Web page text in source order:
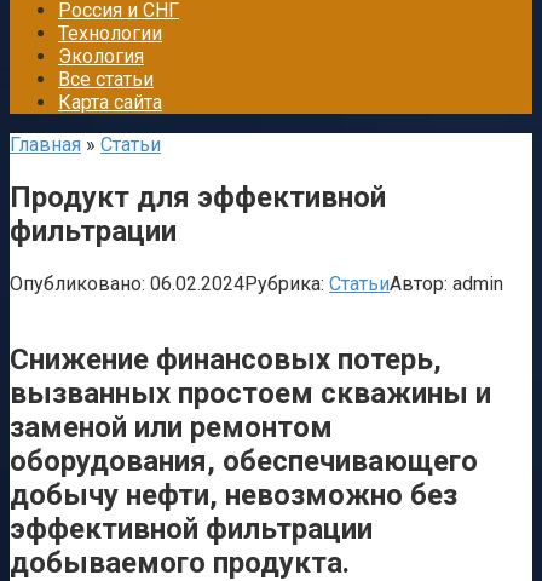
Россия и СНГ
Технологии
Экология
Все статьи
Карта сайта
Главная » Статьи
Продукт для эффективной
фильтрации
Опубликовано: 06.02.2024Рубрика: СтатьиАвтор: admin
Снижение финансовых потерь,
вызванных простоем скважины и
заменой или ремонтом
оборудования, обеспечивающего
добычу нефти, невозможно без
эффективной фильтрации
добываемого продукта.